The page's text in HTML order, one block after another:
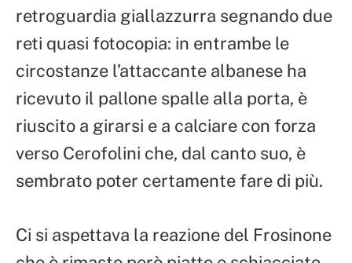
retroguardia giallazzurra segnando due
reti quasi fotocopia: in entrambe le
circostanze l’attaccante albanese ha
ricevuto il pallone spalle alla porta, è
riuscito a girarsi e a calciare con forza
verso Cerofolini che, dal canto suo, è
sembrato poter certamente fare di più.
Ci si aspettava la reazione del Frosinone